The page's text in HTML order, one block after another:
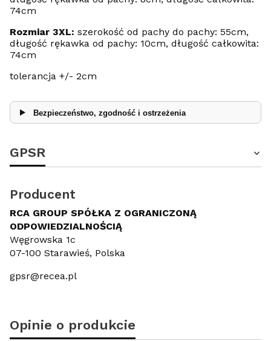
74cm
Rozmiar 3XL: szerokość od pachy do pachy: 55cm,
długość rękawka od pachy: 10cm, długość całkowita:
74cm
tolerancja +/- 2cm
Bezpieczeństwo, zgodność i ostrzeżenia
GPSR
Producent
RCA GROUP SPÓŁKA Z OGRANICZONĄ
ODPOWIEDZIALNOŚCIĄ
Węgrowska 1c
07-100 Starawieś, Polska
gpsr@recea.pl
Opinie o produkcie